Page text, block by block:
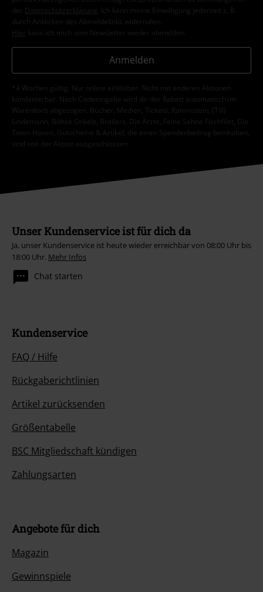
der
Datenschutzerklärung
. Ich kann meine Einwilligung jederzeit z. B.
durch Anklicken des Abmeldelinks widerrufen.
Hier kann ich mich vom Newsletter wieder abmelden.
Anmelden
*4 Wochen gültig. Nur online einlösbar. Nicht mit anderen Aktionen
kombinierbar. Nach Codeeingabe wird dir der Rabatt automatisch im
Warenkorb abgezogen. Bücher, Medien, Tickets, Rammstein, (Till)
Lindemann, Böhse Onkelz, Broilers, Die Ärzte, Feine Sahne Fischfilet, Die
Toten Hosen, Gutscheine & Artikel, die einen Spendenbeitrag beinhalten,
sind von der Aktion ausgeschlossen.
Unser Kundenservice ist für dich da
Ja, unser Kundenservice ist heute wieder erreichbar von 08:00 Uhr bis
18:00 Uhr. Mehr Infos
Chat starten
Kundenservice
FAQ / Hilfe
Rückgaberichtlinien
Artikel zurücksenden
Größentabelle
BSC Mitgliedschaft kündigen
Zahlungsarten
Angebote für dich
Magazin
Gewinnspiele